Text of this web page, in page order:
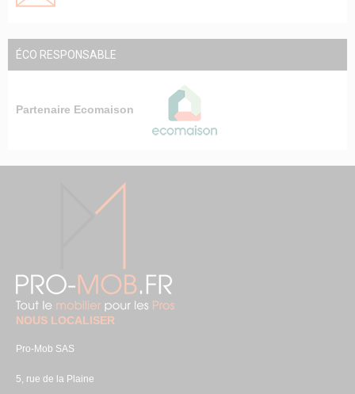
ÉCO RESPONSABLE
Partenaire Ecomaison
NOUS LOCALISER
Pro-Mob SAS
5, rue de la Plaine